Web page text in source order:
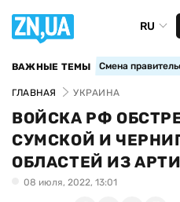
RU
ВАЖНЫЕ ТЕМЫ Смена
ГЛАВНАЯ УКРАИНА
ВОЙСКА РФ
СУМСКОЙ И
ОБЛАСТЕЙ ИЗ
08 июля, 2022, 13:01